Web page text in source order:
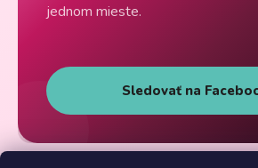
jednom mieste.
Sledovať na